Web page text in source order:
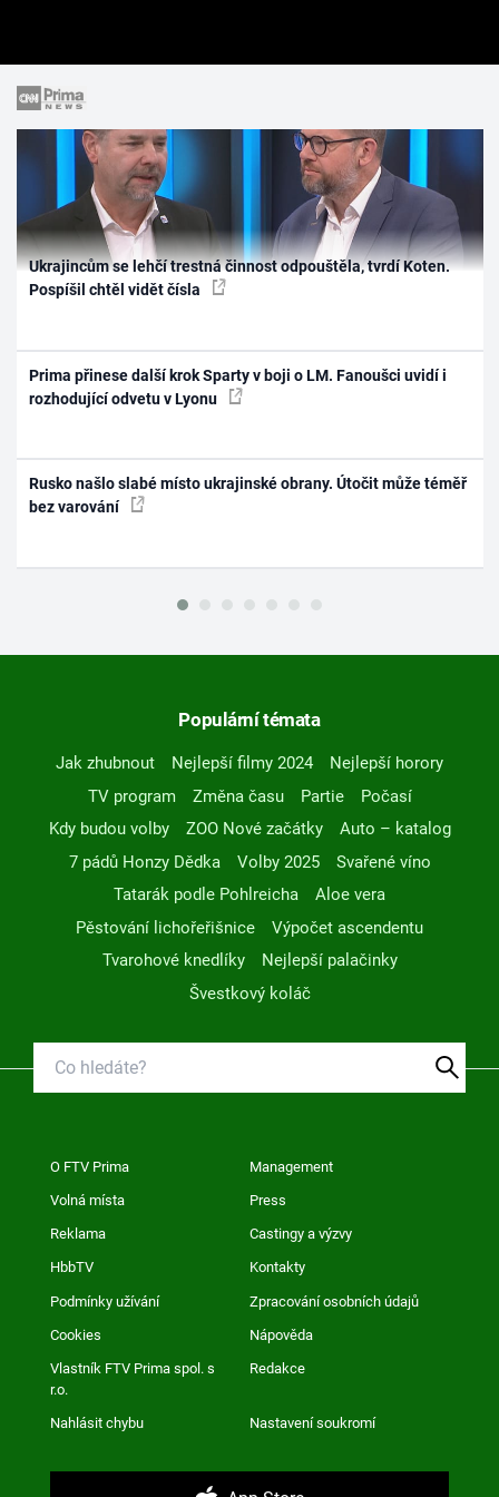
Ukrajincům se lehčí trestná činnost odpouštěla, tvrdí Koten.
Pospíšil chtěl vidět čísla
Prima přinese další krok Sparty v boji o LM. Fanoušci uvidí i
rozhodující odvetu v Lyonu
Rusko našlo slabé místo ukrajinské obrany. Útočit může téměř
bez varování
Populární témata
Jak zhubnout Nejlepší filmy 2024
Nejlepší horory
TV program
Změna času Partie
Počasí
Kdy budou volby
ZOO Nové začátky
Auto – katalog
7 pádů Honzy Dědka
Volby 2025
Svařené víno
Tatarák podle Pohlreicha
Aloe vera
Pěstování lichořeřišnice
Výpočet ascendentu
Tvarohové knedlíky
Nejlepší palačinky
Švestkový koláč
O FTV Prima Management
Volná místa Press
Reklama Castingy a výzvy
HbbTV Kontakty
Podmínky užívání Zpracování osobních údajů
Cookies Nápověda
Vlastník FTV Prima spol. s
r.o.
Redakce
Nahlásit chybu Nastavení soukromí